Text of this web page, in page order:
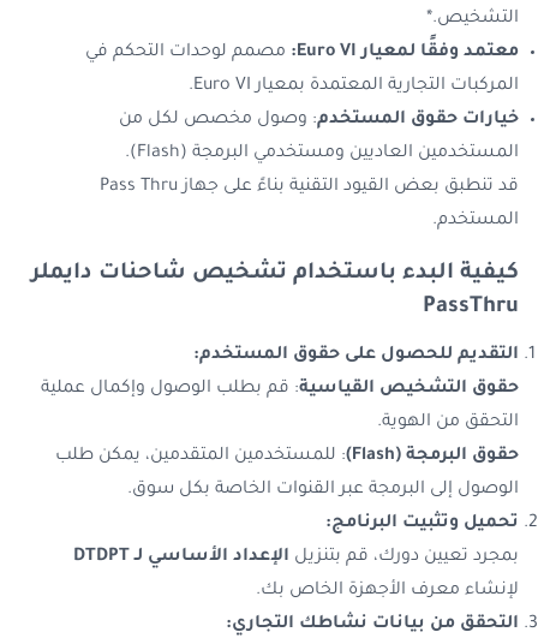
التشخيص.*
معتمد وفقًا لمعيار Euro VI:
مصمم لوحدات التحكم في
المركبات التجارية المعتمدة بمعيار Euro VI.
خيارات حقوق المستخدم: وصول مخصص لكل من
المستخدمين العاديين ومستخدمي البرمجة (Flash).
قد تنطبق بعض القيود التقنية بناءً على جهاز Pass Thru
المستخدم.
كيفية البدء باستخدام تشخيص شاحنات دايملر
PassThru
التقديم للحصول على حقوق المستخدم:
حقوق التشخيص القياسية: قم بطلب الوصول وإكمال عملية
التحقق من الهوية.
حقوق البرمجة (Flash)
: للمستخدمين المتقدمين، يمكن طلب
الوصول إلى البرمجة عبر القنوات الخاصة بكل سوق.
تحميل وتثبيت البرنامج:
بمجرد تعيين دورك، قم بتنزيل الإعداد الأساسي لـ DTDPT
لإنشاء معرف الأجهزة الخاص بك.
التحقق من بيانات نشاطك التجاري: